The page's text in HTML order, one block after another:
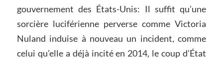
gouvernement des États-Unis: Il suffit qu’une
sorcière luciférienne perverse comme Victoria
Nuland induise à nouveau un incident, comme
celui qu’elle a déjà incité en 2014, le coup d’État